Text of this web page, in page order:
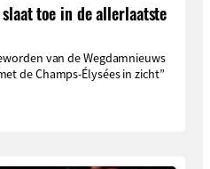
toe in de allerlaatste
van de Wegdamnieuws
de Champs-Élysées in zicht”